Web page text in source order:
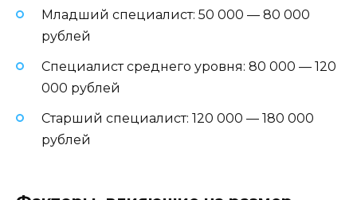
Младший специалист: 50 000 — 80 000
рублей
Специалист среднего уровня: 80 000 — 120
000 рублей
Старший специалист: 120 000 — 180 000
рублей